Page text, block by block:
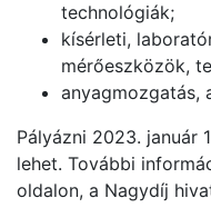
technológiák;
kísérleti,
mérőeszközök,
anyagmozgatás,
Pályázni 2023. január
lehet. További
oldalon, a Nagydíj